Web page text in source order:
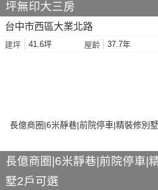
坪無印大三房
台中市西區大業北路
建坪 41.6坪 屋齡 37.7年
長億商圈|6米靜巷|前院停車|
墅2戶可選